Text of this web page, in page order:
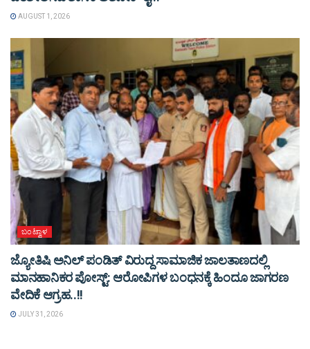
AUGUST 1, 2026
ಬಂಟ್ವಾಳ
ಜ್ಯೋತಿಷಿ ಅನಿಲ್ ಪಂಡಿತ್ ವಿರುದ್ದ ಸಾಮಾಜಿಕ ಜಾಲತಾಣದಲ್ಲಿ
ಮಾನಹಾನಿಕರ ಪೋಸ್ಟ್: ಆರೋಪಿಗಳ ಬಂಧನಕ್ಕೆ ಹಿಂದೂ ಜಾಗರಣ
ವೇದಿಕೆ ಆಗ್ರಹ..!!
JULY 31, 2026